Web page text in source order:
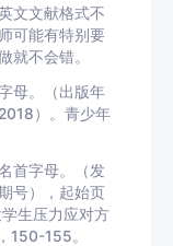
文文献格式不
可能有特别要
就不会错。
母。（出版年
）。青少年
首字母。（发
号），起始页
生压力应对方
150-155。